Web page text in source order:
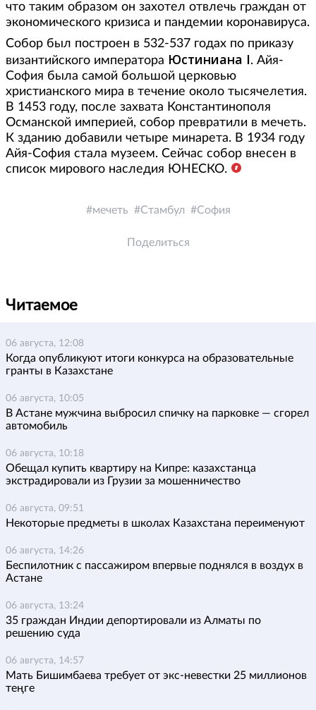
что таким образом он захотел отвлечь граждан от
экономического кризиса и пандемии коронавируса.
Собор был построен в 532-537 годах по приказу
византийского императора Юстиниана I. Айя-
София была самой большой церковью
христианского мира в течение около тысячелетия.
В 1453 году, после захвата Константинополя
Османской империей, собор превратили в мечеть.
К зданию добавили четыре минарета. В 1934 году
Айя-София стала музеем. Сейчас собор внесен в
список мирового наследия ЮНЕСКО.
мечеть Стамбул София
Поделиться
Читаемое
06 августа, 12:08
Когда опубликуют итоги конкурса на образовательные
гранты в Казахстане
06 августа, 10:05
В Астане мужчина выбросил спичку на парковке — сгорел
автомобиль
06 августа, 10:18
Обещал купить квартиру на Кипре: казахстанца
экстрадировали из Грузии за мошенничество
06 августа, 09:51
Некоторые предметы в школах Казахстана переименуют
06 августа, 14:26
Беспилотник с пассажиром впервые поднялся в воздух в
Астане
06 августа, 13:24
35 граждан Индии депортировали из Алматы по
решению суда
06 августа, 14:57
Мать Бишимбаева требует от экс-невестки 25 миллионов
теңге